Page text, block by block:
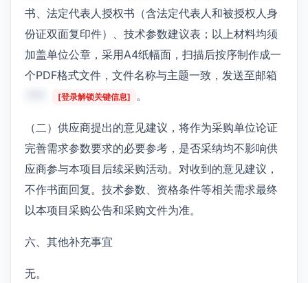
书、法定代表人授权书（含法定代表人和被授权人身
份证双面复印件）、技术参数建议表；以上材料均须
加盖单位公章，采用A4纸幅面，扫描后按序制作成一
个PDF格式文件，文件名称与主题一致，发送至邮箱
[登录解锁关键信息] 。
（二）供应商提出的意见建议，将作为采购单位论证
完善需求参数要求的必要参考，是否采纳均不影响供
应商参与本项目后续采购活动。对收到的意见建议，
不作书面回复。技术参数、资格条件等相关需求最终
以本项目采购公告和采购文件为准。
六、其他补充事宜
无。